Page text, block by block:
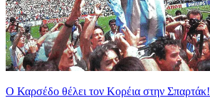
Ο Καρσέδο θέλει τον Κορέια στην Σπαρτάκ!